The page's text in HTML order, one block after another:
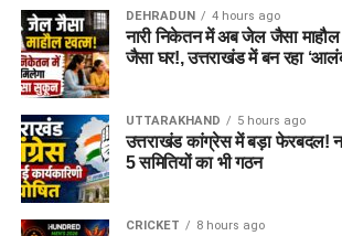
साहस, नेतृत्व और आत्मनिर्भरता का प्रतीक बन चुका
उत्कृष्ट सेवाओं का सम्मान
का दायित्व
मंत्री ने बताया कि इसी अवसर पर राज्य स्तरीय
पुरस्कार भी प्रदान किए जाएंगे। उन्होंने कहा कि
DEHRADUN 4 hours ago
नारी निकेतन में अब जेल जैसा माहौल
जैसा घर!, उत्तराखंड में बन रहा
UTTARAKHAND 5 hours ago
उत्तराखंड कांग्रेस में बड़ा फेरबदल!
5 समितियों का भी गठन
CRICKET 8 hours ago